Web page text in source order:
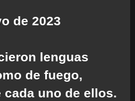
de 2023
lenguas
de fuego,
uno de ellos.